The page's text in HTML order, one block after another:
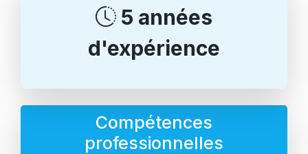
5 années
d'expérience
Compétences
professionnelles